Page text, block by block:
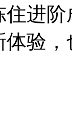
住进
验